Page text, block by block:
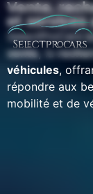
Vente,
et services
SelectProCars
vente, la
véhicules,
répondre aux
mobilité et de